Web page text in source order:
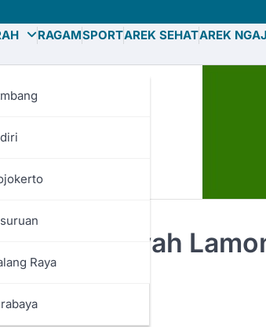
Raya
RAGAMSPORTAREK SEHATAREK
di Sawah